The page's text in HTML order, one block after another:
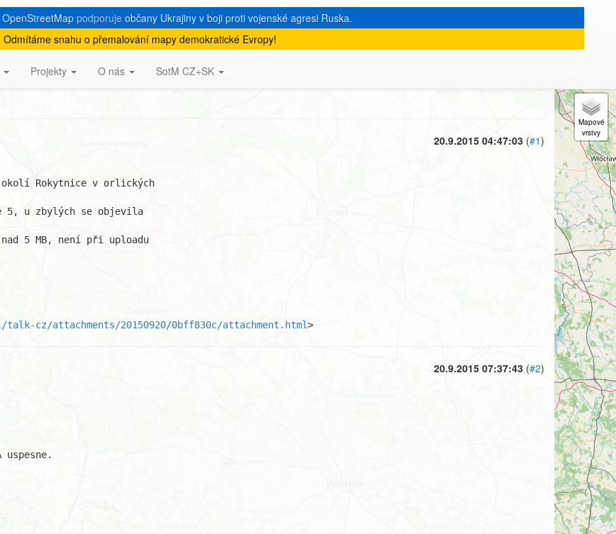
podporuje občany Ukrajiny v boji proti vojenské agresi Ruska.
Odmítáme snahu o přemalování mapy demokratické Evropy!
Projekty O nás SotM CZ+SK
20.9.2015 04:47:03 (#1)
Rokytnice v orlických
5, u zbylých se objevila
5 MB, není při uploadu
cz/attachments/20150920/0bff830c/attachment.html>
20.9.2015 07:37:43 (#2)